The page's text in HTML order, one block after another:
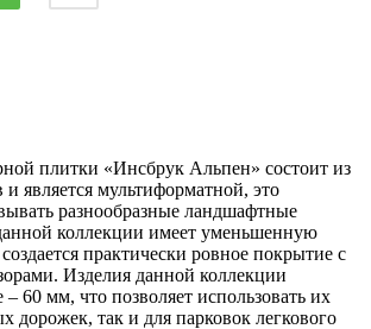
плитки «Инсбрук Альпен» состоит из
и является мультиформатной, это
разнообразные ландшафтные
коллекции имеет уменьшенную
создается практически ровное покрытие с
Изделия данной коллекции
60 мм, что позволяет использовать их
дорожек, так и для парковок легкового